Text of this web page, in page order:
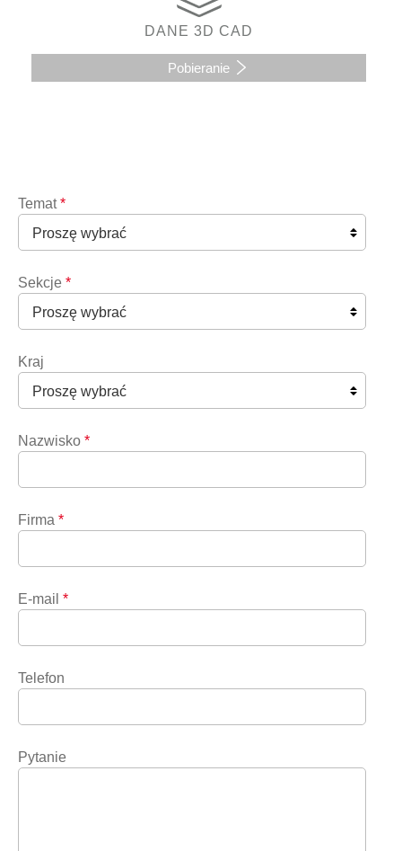
DANE 3D CAD
Pobieranie
Temat *
Sekcje *
Kraj
Nazwisko *
Firma *
E-mail *
Telefon
Pytanie